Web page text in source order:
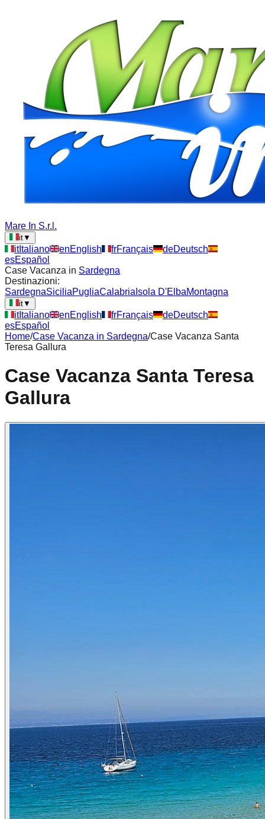
Mare In S.r.l.
it▼
itItaliano enEnglish frFrançais deDeutsch
esEspañol
Case Vacanza in Sardegna
Destinazioni:
SardegnaSiciliaPugliaCalabria Isola D'ElbaMontagna
it▼
itItaliano enEnglish frFrançais deDeutsch
esEspañol
Home/Case Vacanza in Sardegna/Case Vacanza Santa
Teresa Gallura
Case Vacanza Santa Teresa
Gallura